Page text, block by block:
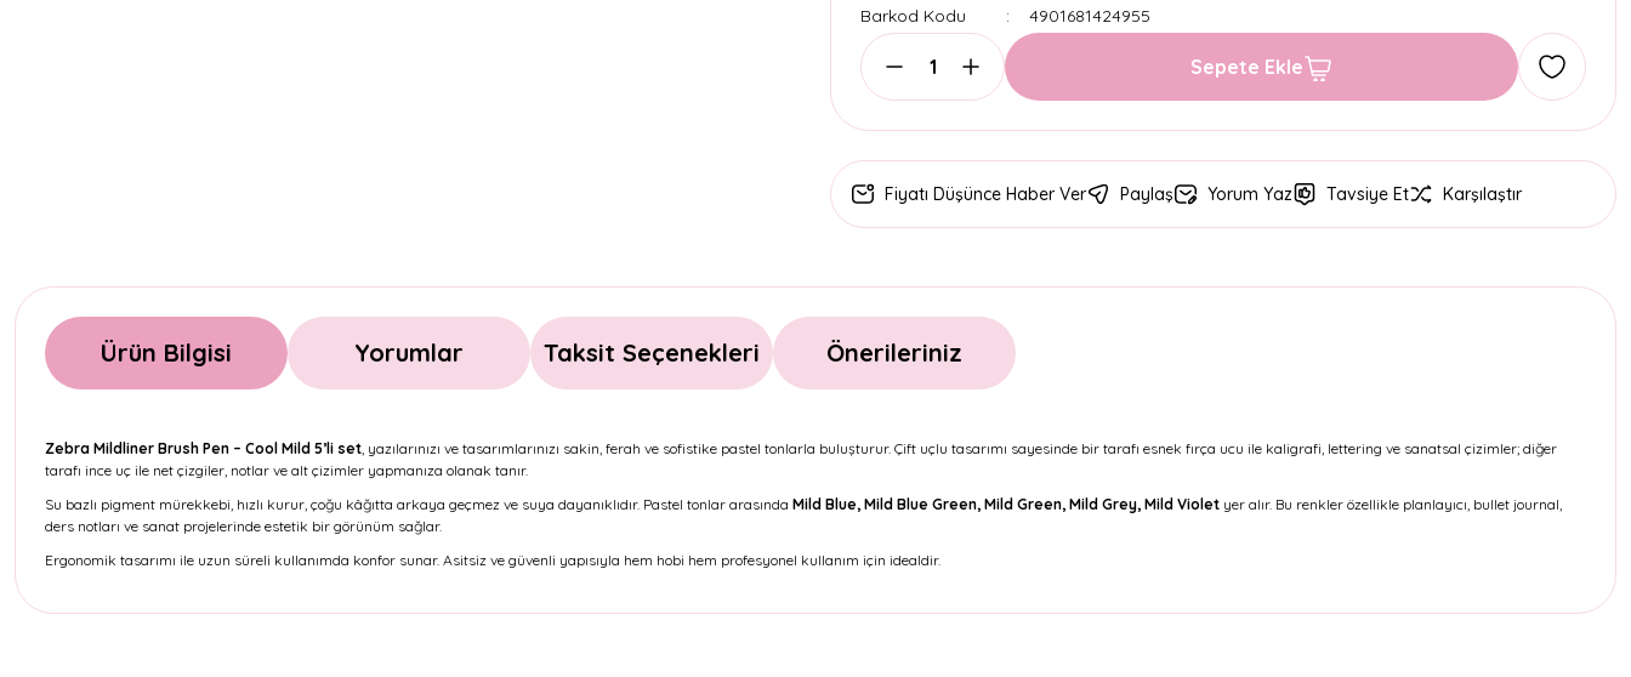
Barkod Kodu 4901681424955
Sepete Ekle
Fiyatı Düşünce Haber Ver Paylaş Yorum Yaz Tavsiye Et Karşılaştır
Ürün Bilgisi Yorumlar Taksit Seçenekleri Önerileriniz
Zebra Mildliner Brush Pen – Cool Mild 5’li set, yazılarınızı ve tasarımlarınızı sakin, ferah ve sofistike pastel tonlarla buluşturur. Çift uçlu tasarımı sayesinde bir tarafı esnek fırça ucu ile kaligrafi, lettering ve sanatsal çizimler; diğer
tarafı ince uç ile net çizgiler, notlar ve alt çizimler yapmanıza olanak tanır.
Su bazlı pigment mürekkebi, hızlı kurur, çoğu kâğıtta arkaya geçmez ve suya dayanıklıdır. Pastel tonlar arasında Mild Blue, Mild Blue Green, Mild Green, Mild Grey, Mild Violet yer alır. Bu renkler özellikle planlayıcı, bullet journal,
ders notları ve sanat projelerinde estetik bir görünüm sağlar.
Ergonomik tasarımı ile uzun süreli kullanımda konfor sunar. Asitsiz ve güvenli yapısıyla hem hobi hem profesyonel kullanım için idealdir.